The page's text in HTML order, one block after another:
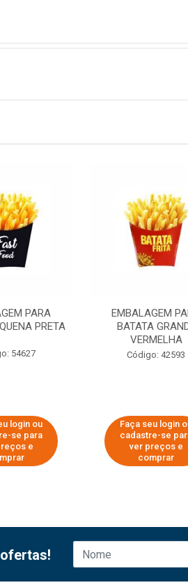
PARA
PRETA
54627
login ou
se para
e
EMBALAGEM
BATATA
VERMELHA
Código: 42593
Faça seu login
cadastre-se
ver preços e
comprar